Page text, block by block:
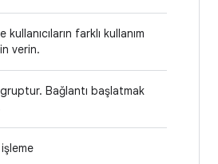
farklı kullanım
verin.
Bağlantı başlatmak